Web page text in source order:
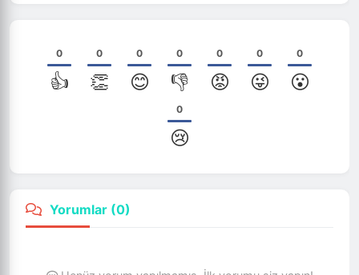
0
👍
0
👏
0
😊
0
👎
0
😡
0
😜
0
😮
0
😢
Yorumlar (0)